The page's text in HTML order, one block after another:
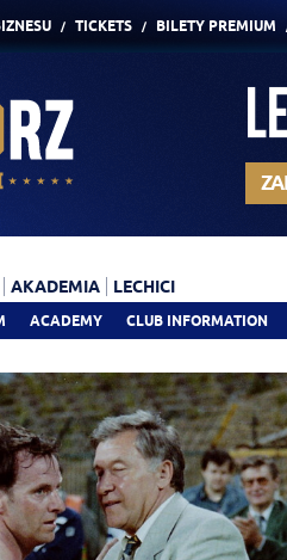
TICKETS BILETY PREMIUM
ACADEMY CLUB INFORMATION
AKADEMIA LECHICI